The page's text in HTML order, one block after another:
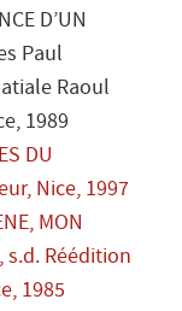
D’UN
Paul
Raoul
, 1989
DU
, Nice, 1997
MON
, s.d. Réédition
, 1985